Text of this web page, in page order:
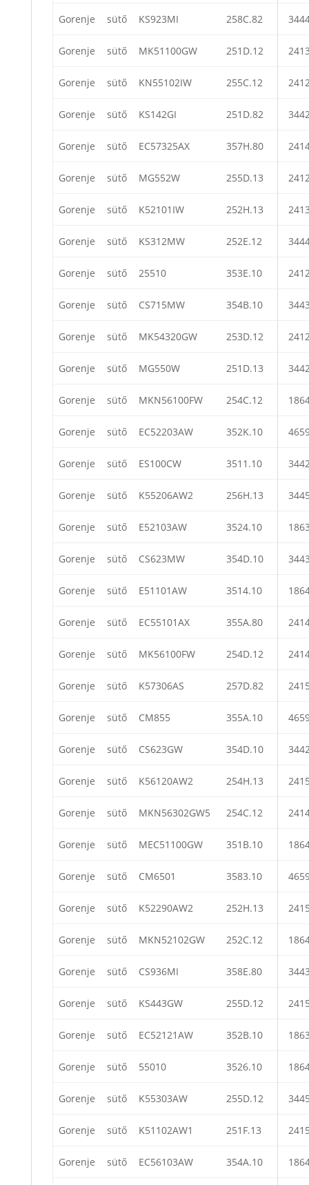
Gorenje sütő KS923MI 258C.82
Gorenje sütő MK51100GW 251D.12
Gorenje sütő KN55102IW 255C.12
Gorenje sütő KS142GI 251D.82
Gorenje sütő EC57325AX 357H.80
Gorenje sütő MG552W 255D.13
Gorenje sütő K52101IW 252H.13
Gorenje sütő KS312MW 252E.12
Gorenje sütő 25510 353E.10
Gorenje sütő CS715MW 354B.10
Gorenje sütő MK54320GW 253D.12
Gorenje sütő MG550W 251D.13
Gorenje sütő MKN56100FW 254C.12
Gorenje sütő EC52203AW 352K.10
Gorenje sütő ES100CW 3511.10
Gorenje sütő K55206AW2 256H.13
Gorenje sütő E52103AW 3524.10
Gorenje sütő CS623MW 354D.10
Gorenje sütő E51101AW 3514.10
Gorenje sütő EC55101AX 355A.80
Gorenje sütő MK56100FW 254D.12
Gorenje sütő K57306AS 257D.82
Gorenje sütő CM855 355A.10
Gorenje sütő CS623GW 354D.10
Gorenje sütő K56120AW2 254H.13
Gorenje sütő MKN56302GW5 254C.12
Gorenje sütő MEC51100GW 351B.10
Gorenje sütő CM6501 3583.10
Gorenje sütő K52290AW2 252H.13
Gorenje sütő MKN52102GW 252C.12
Gorenje sütő CS936MI 358E.80
Gorenje sütő KS443GW 255D.12
Gorenje sütő EC52121AW 352B.10
Gorenje sütő 55010 3526.10
Gorenje sütő K55303AW 255D.12
Gorenje sütő K51102AW1 251F.13
Gorenje sütő EC56103AW 354A.10